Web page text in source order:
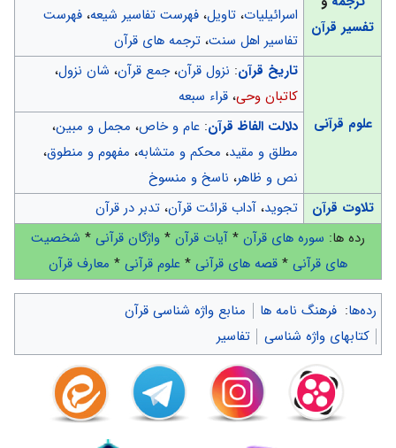
تفسیر قرآن
اسرائیلیات، تاویل، فهرست تفاسیر شیعه، فهرست
تفاسیر اهل سنت، ترجمه های قرآن
علوم قرآنی
تاریخ قرآن: نزول قرآن،جمع قرآن، شان نزول،
کاتبان وحی، قراء سبعه
دلالت الفاظ قرآن: عام و خاص، مجمل و مبین،
مطلق و مقید، محکم و متشابه، مفهوم و منطوق،
نص و ظاهر، ناسخ و منسوخ
تلاوت قرآن
تجوید، آداب قرائت قرآن، تدبر در قرآن
رده ها: سوره های قرآن * آیات قرآن * واژگان قرآنی * شخصیت
های قرآنی * قصه های قرآنی * علوم قرآنی * معارف قرآن
رده‌ها: فرهنگ نامه ها
منابع واژه شناسی قرآن
کتابهای واژه شناسی
تفاسیر